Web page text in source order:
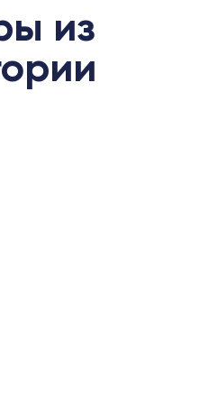
из